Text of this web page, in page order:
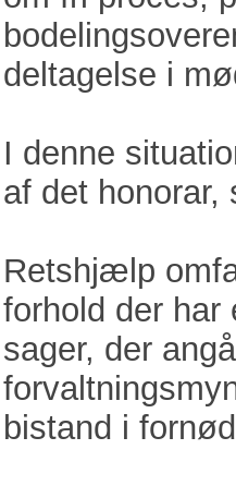
deltagelse i
I denne
af det honorar,
Retshjælp
forhold der
sager, der
bistand i